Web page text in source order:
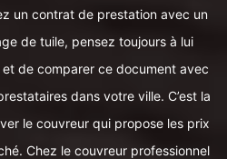
un contrat de prestation avec un
de tuile, pensez toujours à lui
de comparer ce document avec
dans votre ville. C’est la
le couvreur qui propose les prix
Chez le couvreur professionnel